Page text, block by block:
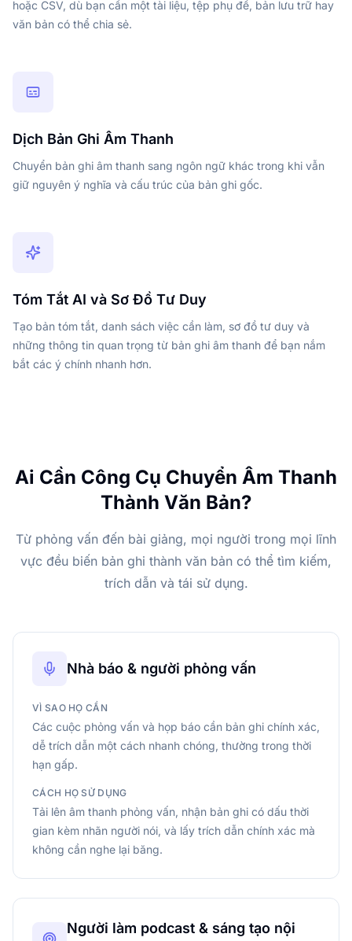
hoặc CSV, dù bạn cần một tài liệu, tệp phụ đề, bản lưu trữ hay
văn bản có thể chia sẻ.
Dịch Bản Ghi Âm Thanh
Chuyển bản ghi âm thanh sang ngôn ngữ khác trong khi vẫn
giữ nguyên ý nghĩa và cấu trúc của bản ghi gốc.
Tóm Tắt AI và Sơ Đồ Tư Duy
Tạo bản tóm tắt, danh sách việc cần làm, sơ đồ tư duy và
những thông tin quan trọng từ bản ghi âm thanh để bạn nắm
bắt các ý chính nhanh hơn.
Ai Cần Công Cụ Chuyển Âm Thanh
Thành Văn Bản?
Từ phỏng vấn đến bài giảng, mọi người trong mọi lĩnh
vực đều biến bản ghi thành văn bản có thể tìm kiếm,
trích dẫn và tái sử dụng.
Nhà báo & người phỏng vấn
VÌ SAO HỌ CẦN
Các cuộc phỏng vấn và họp báo cần bản ghi chính xác,
dễ trích dẫn một cách nhanh chóng, thường trong thời
hạn gấp.
CÁCH HỌ SỬ DỤNG
Tải lên âm thanh phỏng vấn, nhận bản ghi có dấu thời
gian kèm nhãn người nói, và lấy trích dẫn chính xác mà
không cần nghe lại băng.
Người làm podcast & sáng tạo nội